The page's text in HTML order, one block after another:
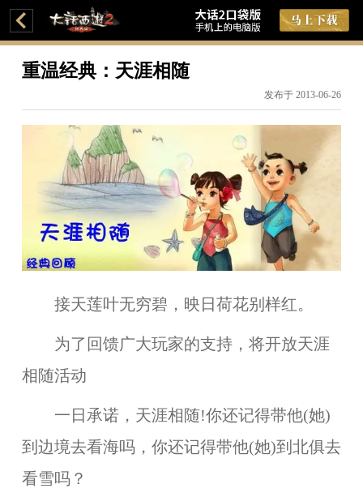
重温经典：天涯相随
发布于 2013-06-26
接天莲叶无穷碧，映日荷花别样红。
为了回馈广大玩家的支持，将开放天涯
相随活动
一日承诺，天涯相随!你还记得带他(她)
到边境去看海吗，你还记得带他(她)到北俱去
看雪吗？